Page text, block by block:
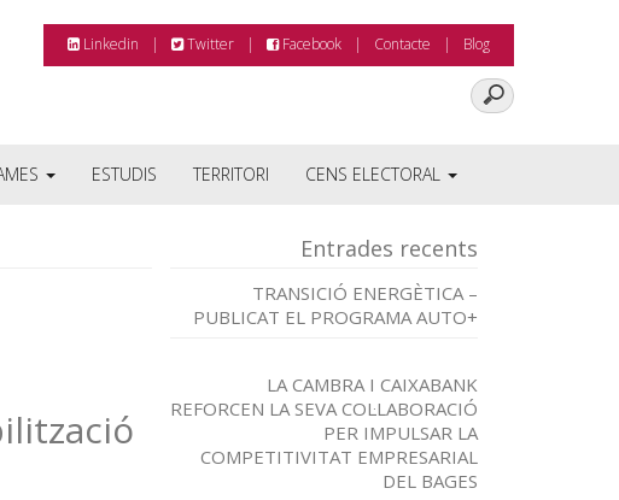
Linkedin Twitter Facebook Contacte Blog
ESTUDIS TERRITORI CENS ELECTORAL
Entrades recents
TRANSICIÓ ENERGÈTICA –
PUBLICAT EL PROGRAMA AUTO+
LA CAMBRA I CAIXABANK
REFORCEN LA SEVA COL·LABORACIÓ
PER IMPULSAR LA
COMPETITIVITAT EMPRESARIAL
DEL BAGES